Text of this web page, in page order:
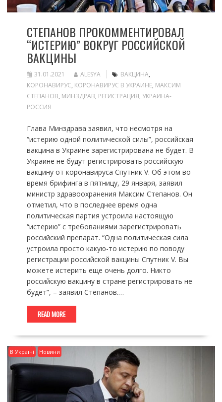
СТЕПАНОВ ПРОКОММЕНТИРОВАЛ
“ИСТЕРИЮ” ВОКРУГ РОССИЙСКОЙ
ВАКЦИНЫ
31.01.2021 ALESYA ВАКЦИНА,
КОРОНАВИРУС, КОРОНАВИРУС В УКРАИНЕ, МАКСИМ
СТЕПАНОВ, МИНЗДРАВ, РЕГИСТРАЦИЯ, УКРАИНА-
РОССИЯ
Глава Минздрава заявил, что несмотря на
“истерию одной политической силы”, российская
вакцина в Украине зарегистрирована не будет. В
Украине не будут регистрировать российскую
вакцину от коронавируса Спутник V. Об этом во
время брифинга в пятницу, 29 января, заявил
министр здравоохранения Максим Степанов. Он
отметил, что в последнее время одна
политическая партия устроила настоящую
“истерию” с требованиями зарегистрировать
российский препарат. “Одна политическая сила
устроила просто какую-то истерию по поводу
регистрации российской вакцины Спутник V. Вы
можете истерить еще очень долго. Никто
российскую вакцину в стране регистрировать не
будет”, – заявил Степанов.…
READ MORE
В Україні Новини